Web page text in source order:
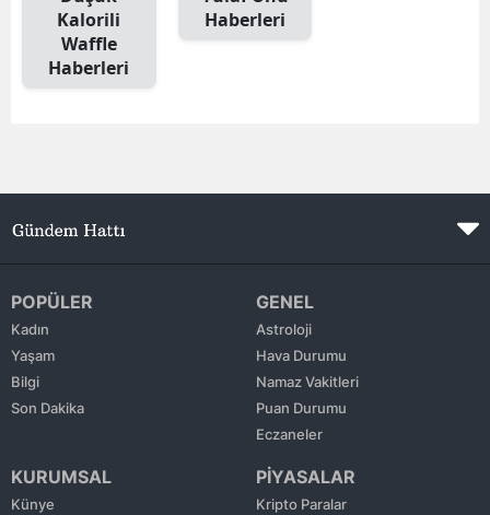
Giresun
Gümüşhane
Hakkari
Isparta
Kalorili
Waffle
Haberleri
Haberleri
POPÜLER
Kadın
Yaşam
Bilgi
Son Dakika
GENEL
Astroloji
Hava Durumu
Namaz Vakitleri
Puan Durumu
Eczaneler
KURUMSAL
Künye
PİYASALAR
Kripto Paralar